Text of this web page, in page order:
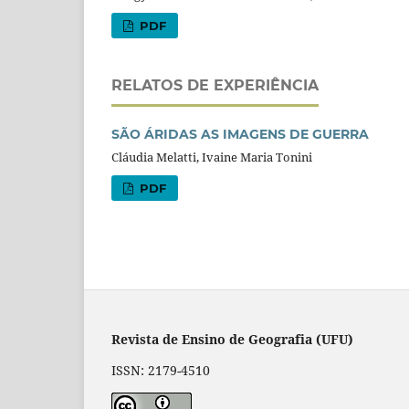
PDF
RELATOS DE EXPERIÊNCIA
SÃO ÁRIDAS AS IMAGENS DE GUERRA
Cláudia Melatti, Ivaine Maria Tonini
PDF
Revista de Ensino de Geografia (UFU)
ISSN: 2179-4510